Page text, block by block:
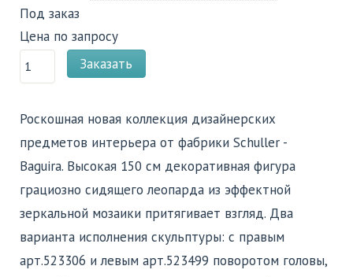
Под заказ
Цена по запросу
Заказать
Роскошная новая коллекция дизайнерских
предметов интерьера от фабрики Schuller -
Baguira. Высокая 150 см декоративная фигура
грациозно сидящего леопарда из эффектной
зеркальной мозаики притягивает взгляд. Два
варианта исполнения скульптуры: с правым
арт.523306 и левым арт.523499 поворотом головы,